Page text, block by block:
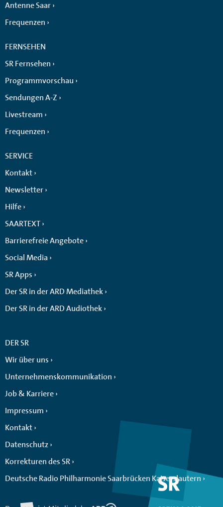
Antenne Saar
Frequenzen
FERNSEHEN
SR Fernsehen
Programmvorschau
Sendungen A-Z
Livestream
Frequenzen
SERVICE
Kontakt
Newsletter
Hilfe
SAARTEXT
Barrierefreie Angebote
Social Media
SR Apps
Der SR in der ARD Mediathek
Der SR in der ARD Audiothek
DER SR
Wir über uns
Unternehmenskommunikation
Job & Karriere
Impressum
Kontakt
Datenschutz
Korrekturen des SR
Deutsche Radio Philharmonie Saarbrücken Kaiserslautern